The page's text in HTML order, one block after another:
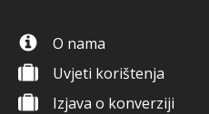
O nama
Uvjeti korištenja
Izjava o konverziji